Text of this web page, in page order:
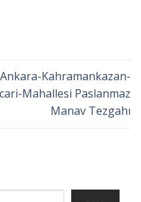
Ankara-Kahramankazan-
Mahallesi Paslanmaz
Manav Tezgahı